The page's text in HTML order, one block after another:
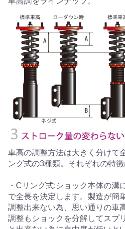
車高の調整方法は大きく分けて
ング式の3種類。それぞれの特徴
・Cリング式:ショック本体の溝
で全長を決定します。製造が簡
調整出来ない為、思い通りの車
調整もショックを分解してスプ